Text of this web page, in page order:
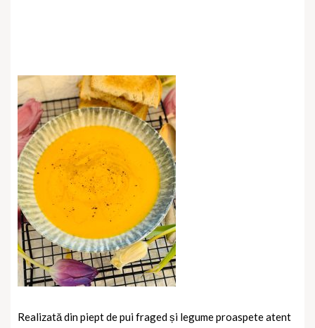
Realizată din piept de pui fraged și legume proaspete atent